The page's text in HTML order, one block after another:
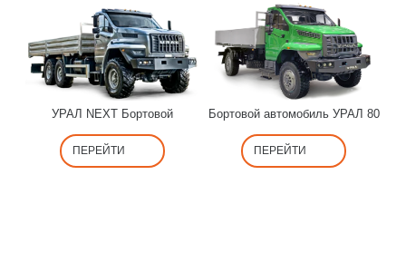
УРАЛ NEXT Бортовой
ПЕРЕЙТИ
Бортовой автомобиль УРАЛ 80
ПЕРЕЙТИ